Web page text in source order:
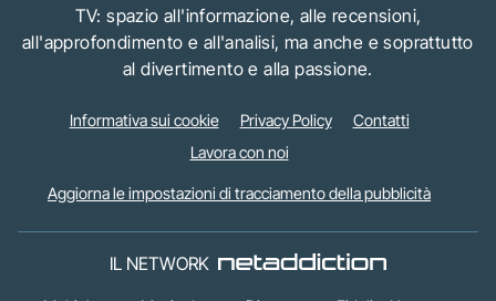
TV: spazio all'informazione, alle recensioni,
all'approfondimento e all'analisi, ma anche e soprattutto
al divertimento e alla passione.
Informativa sui cookie Privacy Policy
Contatti
Lavora con noi
Aggiorna le impostazioni di tracciamento della pubblicità
IL NETWORK